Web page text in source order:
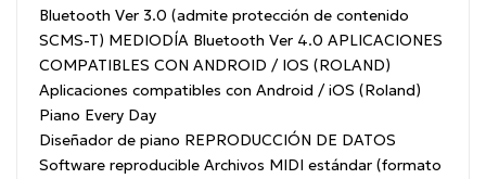
Bluetooth Ver 3.0 (admite protección de contenido
SCMS-T) MEDIODÍA Bluetooth Ver 4.0 APLICACIONES
COMPATIBLES CON ANDROID / IOS (ROLAND)
Aplicaciones compatibles con Android / iOS (Roland)
Piano Every Day
Diseñador de piano REPRODUCCIÓN DE DATOS
Software reproducible Archivos MIDI estándar (formato